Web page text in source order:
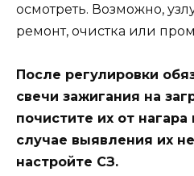
осмотреть. Возможно,
ремонт, очистка или
После регулировки
свечи зажигания на
почистите их от
случае выявления их
настройте СЗ.